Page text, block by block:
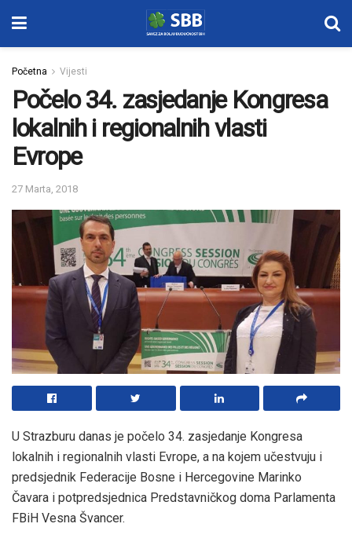
Početna Vijesti
Počelo 34. zasjedanje Kongresa
lokalnih i regionalnih vlasti
Evrope
27 Marta, 2018
U Strazburu danas je počelo 34. zasjedanje Kongresa
lokalnih i regionalnih vlasti Evrope, a na kojem učestvuju i
predsjednik Federacije Bosne i Hercegovine Marinko
Čavara i potpredsjednica Predstavničkog doma Parlamenta
FBiH Vesna Švancer.